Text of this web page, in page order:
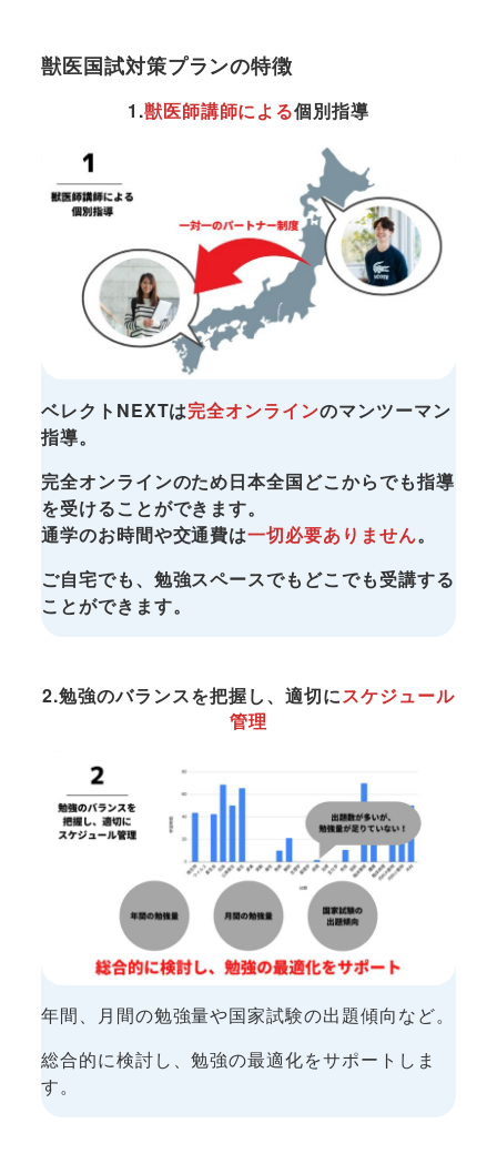
獣医国試対策プランの特徴
1.獣医師講師による個別指導
ベレクトNEXTは​完全オンラインのマンツーマン
指導​。
完全オンラインのため日本全国どこからでも指導
を受けることができます。
通学のお時間や交通費は一切必要ありません。
​ご自宅でも、勉強スペースでもどこでも受講する
ことができます。
2.勉強のバランスを把握し、適切にスケジュール
管理
年間、月間の勉強量や国家試験の出題傾向など。
総合的に検討し、勉強の最適化をサポートしま
す。